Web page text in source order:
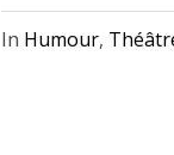
In Humour,